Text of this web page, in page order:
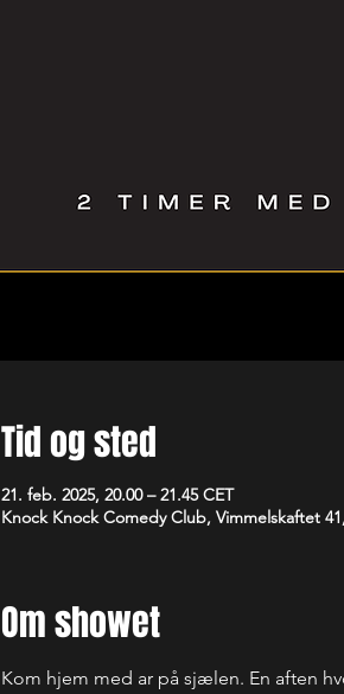
Tid og sted
21. feb. 2025, 20.00 – 21.45 CET
Knock Knock Comedy Club, Vimmelskaftet
Om showet
Kom hjem med ar på sjælen. En aften